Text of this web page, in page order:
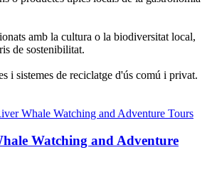
Watching and Adventure